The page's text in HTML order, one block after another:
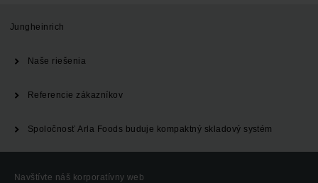
Jungheinrich
Naše riešenia
Referencie zákazníkov
Spoločnosť Arla Foods buduje kompaktný skladový systém
Navštívte náš korporatívny web